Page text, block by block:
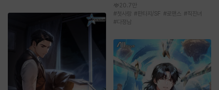
20.7만
#첫사랑 #판타지/SF #로맨스 #직진녀
#다정남